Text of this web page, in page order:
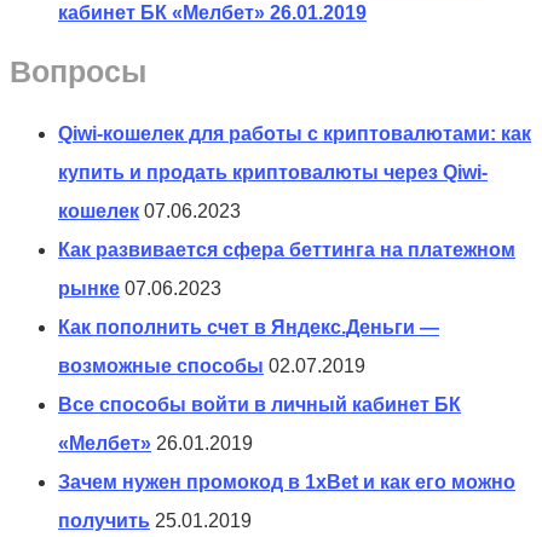
кабинет БК «Мелбет» 26.01.2019
Вопросы
Qiwi-кошелек для работы с криптовалютами: как
купить и продать криптовалюты через Qiwi-
кошелек 07.06.2023
Как развивается сфера беттинга на платежном
рынке 07.06.2023
Как пополнить счет в Яндекс.Деньги —
возможные способы 02.07.2019
Все способы войти в личный кабинет БК
«Мелбет» 26.01.2019
Зачем нужен промокод в 1xBet и как его можно
получить 25.01.2019